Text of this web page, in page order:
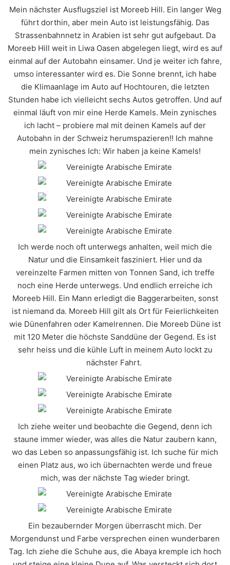
Mein nächster Ausflugsziel ist Moreeb Hill. Ein langer Weg
führt dorthin, aber mein Auto ist leistungsfähig. Das
Strassenbahnnetz in Arabien ist sehr gut aufgebaut. Da
Moreeb Hill weit in Liwa Oasen abgelegen liegt, wird es auf
einmal auf der Autobahn einsamer. Und je weiter ich fahre,
umso interessanter wird es. Die Sonne brennt, ich habe
die Klimaanlage im Auto auf Hochtouren, die letzten
Stunden habe ich vielleicht sechs Autos getroffen. Und auf
einmal läuft von mir eine Herde Kamels. Mein zynisches
ich lacht – probiere mal mit deinen Kamels auf der
Autobahn in der Schweiz herumspazieren!! Ich mahne
mein zynisches Ich: Wir haben ja keine Kamels!
Ich werde noch oft unterwegs anhalten, weil mich die
Natur und die Einsamkeit fasziniert. Hier und da
vereinzelte Farmen mitten von Tonnen Sand, ich treffe
noch eine Herde unterwegs. Und endlich erreiche ich
Moreeb Hill. Ein Mann erledigt die Baggerarbeiten, sonst
ist niemand da. Moreeb Hill gilt als Ort für Feierlichkeiten
wie Dünenfahren oder Kamelrennen. Die Moreeb Düne ist
mit 120 Meter die höchste Sanddüne der Gegend. Es ist
sehr heiss und die kühle Luft in meinem Auto lockt zu
nächster Fahrt.
Ich ziehe weiter und beobachte die Gegend, denn ich
staune immer wieder, was alles die Natur zaubern kann,
wo das Leben so anpassungsfähig ist. Ich suche für mich
einen Platz aus, wo ich übernachten werde und freue
mich, was der nächste Tag wieder bringt.
Ein bezaubernder Morgen überrascht mich. Der
Morgendunst und Farbe versprechen einen wunderbaren
Tag. Ich ziehe die Schuhe aus, die Abaya kremple ich hoch